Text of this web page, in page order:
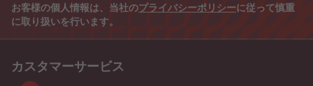
お客様の個人情報は、当社のプライバシーポリシーに従って慎重
に取り扱いを行います。
カスタマーサービス